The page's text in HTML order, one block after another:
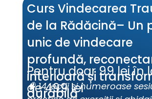
Curs Vindecarea
de la Rădăcină– Un
unic de vindecare
profundă,
interioară și
durabilă
Pentru doar 99 lei în
de 499 lei
🧠 14 lecții și numeroase